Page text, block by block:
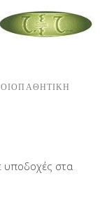
υποδοχές στα